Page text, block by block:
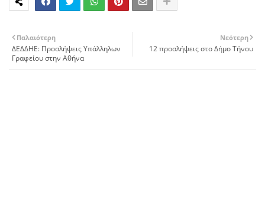
Νεότερη
12 προσλήψεις στο Δήμο Τήνου
Παλαιότερη
ΔΕΔΔΗΕ: Προσλήψεις Υπάλληλων
Γραφείου στην Αθήνα